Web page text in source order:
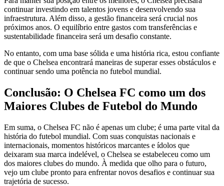
continuar investindo em talentos jovens e desenvolvendo sua
infraestrutura. Além disso, a gestão financeira será crucial nos
próximos anos. O equilíbrio entre gastos com transferências e
sustentabilidade financeira será um desafio constante.
No entanto, com uma base sólida e uma história rica, estou confiante
de que o Chelsea encontrará maneiras de superar esses obstáculos e
continuar sendo uma potência no futebol mundial.
Conclusão: O Chelsea FC como um dos
Maiores Clubes de Futebol do Mundo
Em suma, o Chelsea FC não é apenas um clube; é uma parte vital da
história do futebol mundial. Com suas conquistas nacionais e
internacionais, momentos históricos marcantes e ídolos que
deixaram sua marca indelével, o Chelsea se estabeleceu como um
dos maiores clubes do mundo. À medida que olho para o futuro,
vejo um clube pronto para enfrentar novos desafios e continuar sua
trajetória de sucesso.